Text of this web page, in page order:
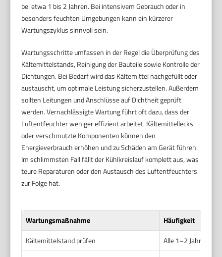
bei etwa 1 bis 2 Jahren. Bei intensivem Gebrauch oder in
besonders feuchten Umgebungen kann ein kürzerer
Wartungszyklus sinnvoll sein.
Wartungsschritte umfassen in der Regel die Überprüfung des
Kältemittelstands, Reinigung der Bauteile sowie Kontrolle der
Dichtungen. Bei Bedarf wird das Kältemittel nachgefüllt oder
austauscht, um optimale Leistung sicherzustellen. Außerdem
sollten Leitungen und Anschlüsse auf Dichtheit geprüft
werden. Vernachlässigte Wartung führt oft dazu, dass der
Luftentfeuchter weniger effizient arbeitet. Kältemittellecks
oder verschmutzte Komponenten können den
Energieverbrauch erhöhen und zu Schäden am Gerät führen.
Im schlimmsten Fall fällt der Kühlkreislauf komplett aus, was
teure Reparaturen oder den Austausch des Luftentfeuchters
zur Folge hat.
Wartungsmaßnahme
Häufigkeit
Kältemittelstand prüfen
Alle 1–2 Jahre